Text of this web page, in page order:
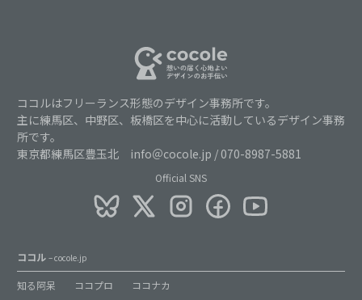
ココルはフリーランス形態のデザイン事務所です。
主に練馬区、中野区、板橋区を中心に活動しているデザイン事務
所です。
東京都練馬区豊玉北 info＠cocole.jp / 070-8987-5881
Official SNS
ココル – cocole.jp
知る阿呆 ココプロ ココナカ